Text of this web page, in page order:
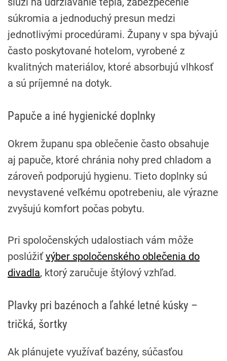
súkromia a jednoduchý presun medzi
jednotlivými procedúrami. Župany v spa bývajú
často poskytované hotelom, vyrobené z
kvalitných materiálov, ktoré absorbujú vlhkosť
a sú príjemné na dotyk.
Papuče a iné hygienické doplnky
Okrem županu spa oblečenie často obsahuje
aj papuče, ktoré chránia nohy pred chladom a
zároveň podporujú hygienu. Tieto doplnky sú
nevystavené veľkému opotrebeniu, ale výrazne
zvyšujú komfort počas pobytu.
Pri spoločenských udalostiach vám môže
poslúžiťvýber spoločenského oblečenia do
divadla, ktorý zaručuje štýlový vzhľad.
Plavky pri bazénoch a ľahké letné kúsky –
tričká, šortky
Ak plánujete využívať bazény, súčasťou